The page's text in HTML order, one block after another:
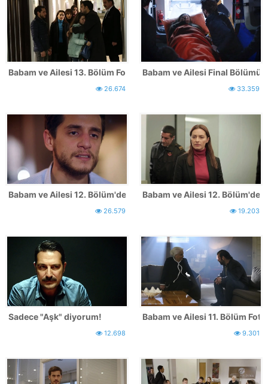
Babam ve Ailesi 13. Bölüm Fotoğrafları (FİNAL)
26.674
Babam ve Ailesi Final
33.359
Babam ve Ailesi 12. Bölüm'den İlk Kareler - 2
26.579
Babam ve Ailesi 12.
19.203
Sadece "Aşk" diyorum!
12.698
Babam ve Ailesi 11. Bölüm
9.301